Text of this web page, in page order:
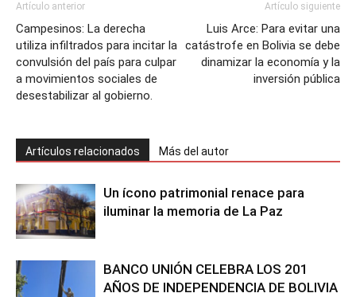
Artículo anterior
Campesinos: La derecha
utiliza infiltrados para incitar la
convulsión del país para culpar
a movimientos sociales de
desestabilizar al gobierno.
Artículo siguiente
Luis Arce: Para evitar una
catástrofe en Bolivia se debe
dinamizar la economía y la
inversión pública
Artículos relacionados Más del autor
Un ícono patrimonial renace para
iluminar la memoria de La Paz
BANCO UNIÓN CELEBRA LOS 201
AÑOS DE INDEPENDENCIA DE BOLIVIA